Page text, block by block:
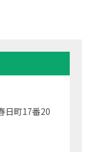
日町17番20